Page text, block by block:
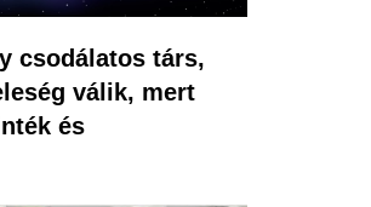
csodálatos társ,
válik, mert
és